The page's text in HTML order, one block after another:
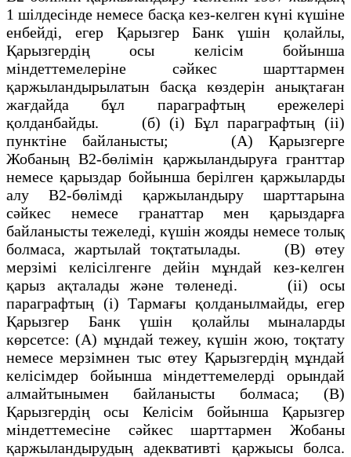
1 шiлдесiнде немесе басқа кез-келген күнi күшiне
енбейдi, егер Қарызгер Банк үшiн қолайлы,
Қарызгердiң осы келiсiм бойынша
мiндеттемелерiне сәйкес шарттармен
қаржыландырылатын басқа көздерiн анықтаған
жағдайда бұл параграфтың ережелерi
қолданбайды. (б) (i) Бұл параграфтың (ii)
пунктiне байланысты; (A) Қарызгерге
Жобаның В2-бөлiмiн қаржыландыруға гранттар
немесе қарыздар бойынша берiлген қаржыларды
алу В2-бөлiмдi қаржыландыру шарттарына
сәйкес немесе гранаттар мен қарыздарға
байланысты тежеледi, күшiн жояды немесе толық
болмаса, жартылай тоқтатылады. (B) өтеу
мерзiмi келiсiлгенге дейiн мұндай кез-келген
қарыз ақталады және төленедi. (ii) осы
параграфтың (i) Тармағы қолданылмайды, егер
Қарызгер Банк үшiн қолайлы мыналарды
көрсетсе: (A) мұндай тежеу, күшiн жою, тоқтату
немесе мерзiмнен тыс өтеу Қарызгердiң мұндай
келiсiмдер бойынша мiндеттемелердi орындай
алмайтынымен байланысты болмаса; (B)
Қарызгердiң осы Келiсiм бойынша Қарызгер
мiндеттемесiне сәйкес шарттармен Жобаны
қаржыландырудың адеквативтi қаржысы болса.